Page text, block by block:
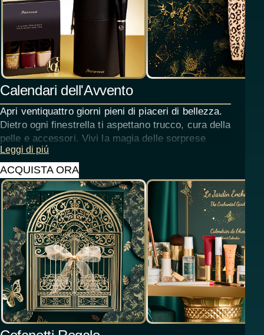
Calendari dell'Avvento
Apri ventiquattro giorni pieni di piaceri di bellezza.
Dietro ogni finestrella ti aspettano trucco, cura della
pelle e accessori. Vivi la magia delle sorprese
quotidiane e conta i giorni fino a Natale in uno stile
davvero lussuoso.
Leggi di piú
ACQUISTA ORA